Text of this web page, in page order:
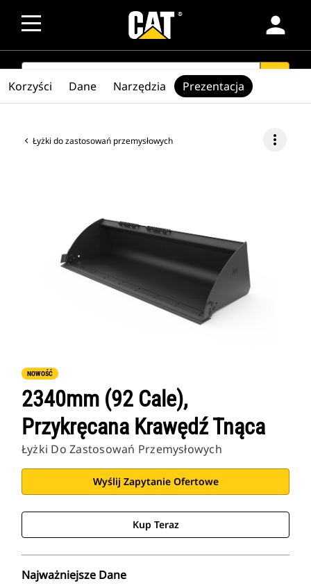
person
SEARCH
Łyżki do zastosowań przemysłowych more_vert
NOWOŚĆ
2340mm (92 Cale),
Przykręcana Krawędź Tnąca
Łyżki Do Zastosowań Przemysłowych
Wyślij Zapytanie Ofertowe
Kup Teraz
Najważniejsze Dane
Korzyści Dane Narzędzia Prezentacja